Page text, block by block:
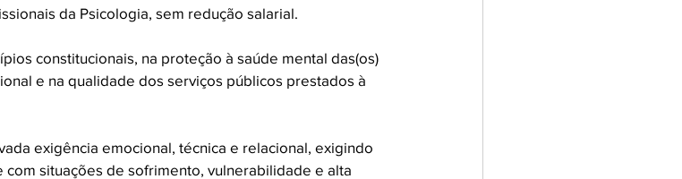
da Psicologia, sem redução salarial.
constitucionais, na proteção à saúde mental das(os)
e na qualidade dos serviços públicos prestados à
exigência emocional, técnica e relacional, exigindo
situações de sofrimento, vulnerabilidade e alta